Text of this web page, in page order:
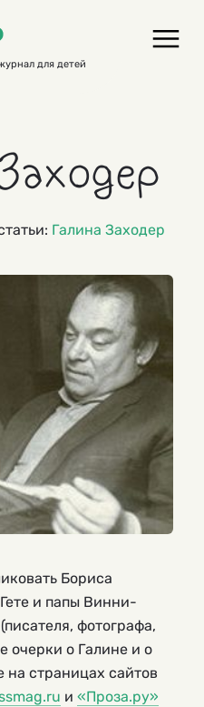
для детей
Галина Заходер
Бориса
и папы Винни-
фотографа,
очерки о Галине и о
на страницах сайтов
и «Проза.ру»